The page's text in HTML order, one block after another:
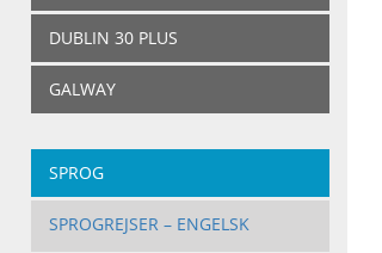
DUBLIN 30 PLUS
GALWAY
SPROG
SPROGREJSER – ENGELSK